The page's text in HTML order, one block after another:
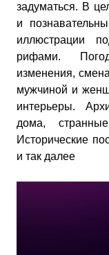
задуматься. В
и
иллюстрации
рифами.
изменения,
мужчиной и
интерьеры.
дома,
Исторические
и так далее